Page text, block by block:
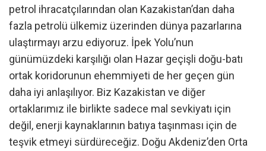
petrol ihracatçılarından olan Kazakistan’dan daha
fazla petrolü ülkemiz üzerinden dünya pazarlarına
ulaştırmayı arzu ediyoruz. İpek Yolu’nun
günümüzdeki karşılığı olan Hazar geçişli doğu-batı
ortak koridorunun ehemmiyeti de her geçen gün
daha iyi anlaşılıyor. Biz Kazakistan ve diğer
ortaklarımız ile birlikte sadece mal sevkiyatı için
değil, enerji kaynaklarının batıya taşınması için de
teşvik etmeyi sürdüreceğiz. Doğu Akdeniz’den Orta